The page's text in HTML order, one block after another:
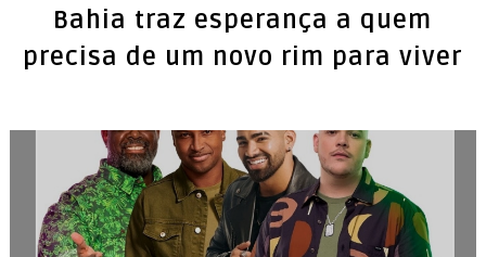
Bahia traz esperança a quem
precisa de um novo rim para viver